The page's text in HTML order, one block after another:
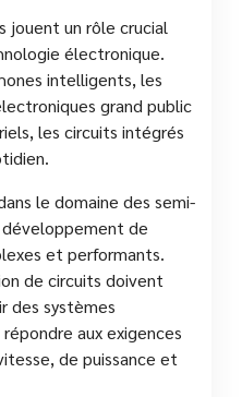
jouent un rôle crucial
électronique.
intelligents, les
grand public
les circuits intégrés
le domaine des semi-
de
et performants.
de circuits doivent
des systèmes
aux exigences
de puissance et